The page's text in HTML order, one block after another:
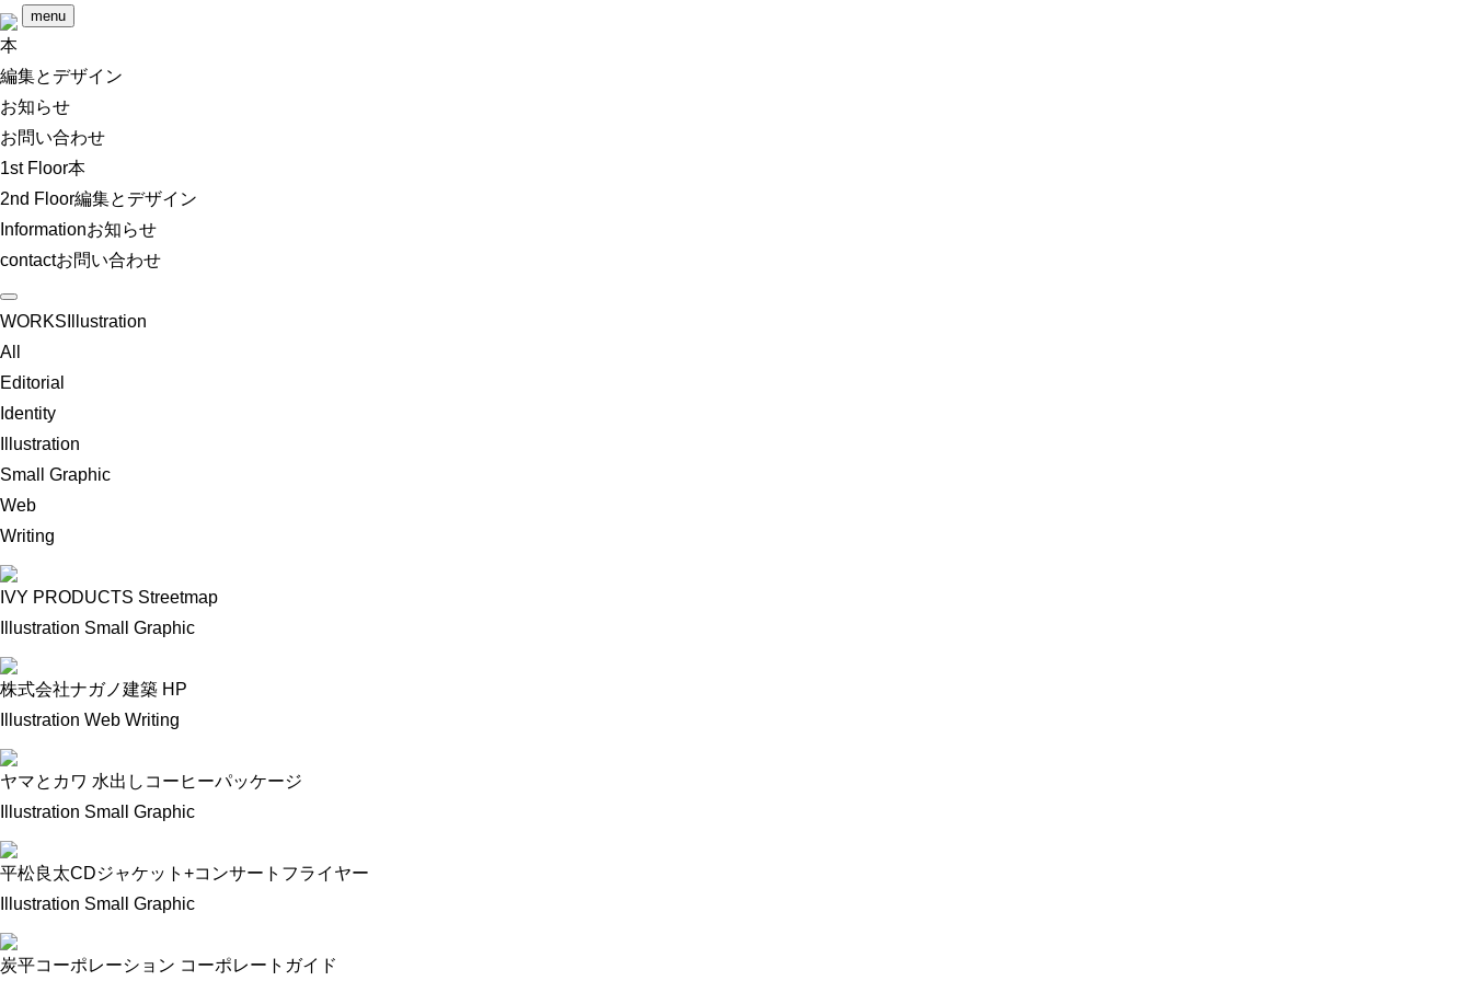
menu
本
編集とデザイン
お知らせ
お問い合わせ
1st Floor本
2nd Floor編集とデザイン
Informationお知らせ
contactお問い合わせ
WORKS Illustration
All
Editorial
Identity
Illustration
Small Graphic
Web
Writing
IVY PRODUCTS Streetmap
Illustration Small Graphic
株式会社ナガノ建築 HP
Illustration Web Writing
ヤマとカワ 水出しコーヒーパッケージ
Illustration Small Graphic
平松良太CDジャケット+コンサートフライヤー
Illustration Small Graphic
炭平コーポレーション コーポレートガイド